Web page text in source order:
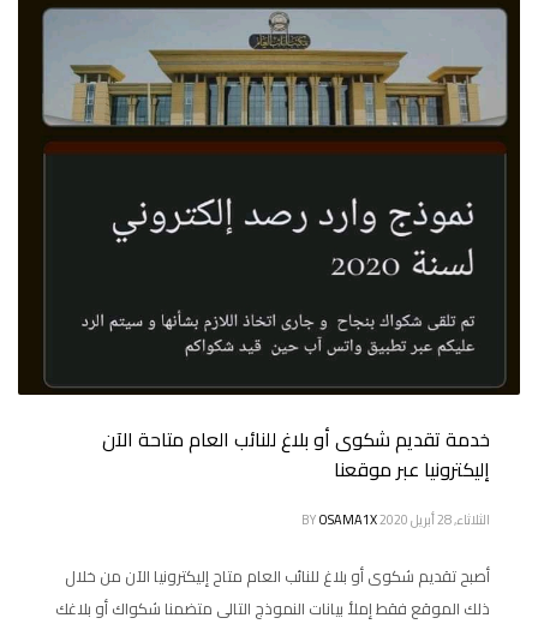
خدمة تقديم شكوى أو بلاغ للنائب العام متاحة الآن
إليكترونيا عبر موقعنا
الثلاثاء, 28 أبريل 2020 BYOSAMA1X
أصبح تقديم شكوى أو بلاغ للنائب العام متاح إليكترونيا الآن من خلال
ذلك الموقع فقط إملأ بيانات النموذج التالى متضمنا شكواك أو بلاغك